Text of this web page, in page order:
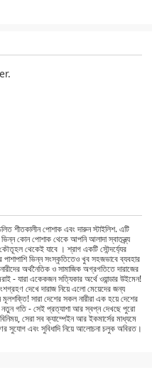
শীতকালীন পোশাক এবং দারুন স্টাইলিশ. এটি
কোন পোশাক থেকে আপনি আলাদা স্বাতন্ত্র্য
থেকেই যাবে । শ্রাগ একটি সৌন্দর্য্যের
পাশাপাশি ভিন্ন সংস্কৃতিতেও খুব সহজভাবে ব্যবহার
অর্থনৈতিক ও সামাজিক অগ্রগতিতে দারাজের
- যারা একেকজন সত্যিকার অর্থে ওয়ান্ডার উইমেন!
দেখে দারাজ নিয়ে এলো মেয়েদের জন্য
মূলশক্তি! সারা দেশের সকল নারীরা এক হয়ে দেশের
নতুন গতি - সেই প্রত্যাশা আর স্বপ্ন দেখছে পুরো
সেরা সব ক্যাম্পেইন আর ইকমার্সের মাধ্যমে
সুযোগ এবং সুবিধাদি নিয়ে আলোচনা চলুক অবিরত।